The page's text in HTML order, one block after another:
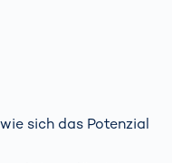
sich das Potenzial